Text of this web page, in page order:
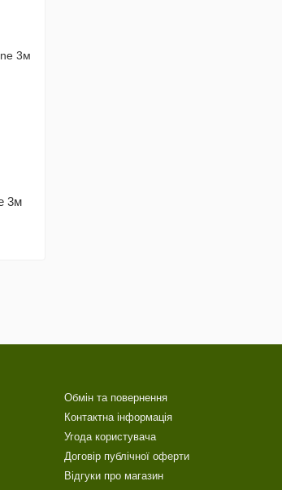
3м
Обмін та повернення
Контактна інформація
Угода користувача
Договір публічної оферти
Відгуки про магазин